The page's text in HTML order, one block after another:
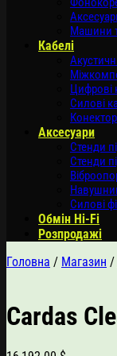
Машини
Кабелі
Цифрові
Силові
Аксесуари
Стенди
Стенди
Силові
Обмін Hi-Fi
Розпродажі
Головна / Магазин /
Cardas